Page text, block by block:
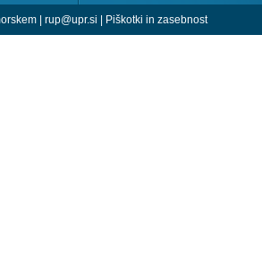
| rup@upr.si | Piškotki in zasebnost